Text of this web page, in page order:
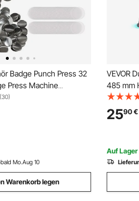
Badge Punch Press 32
Press Machine
Stk, Metall + Kunststoff /
Abzeichen
(30)
Mo.Aug 10
Warenkorb legen
VEVOR
485 mm
Badsitz
2590€
Auf Lager